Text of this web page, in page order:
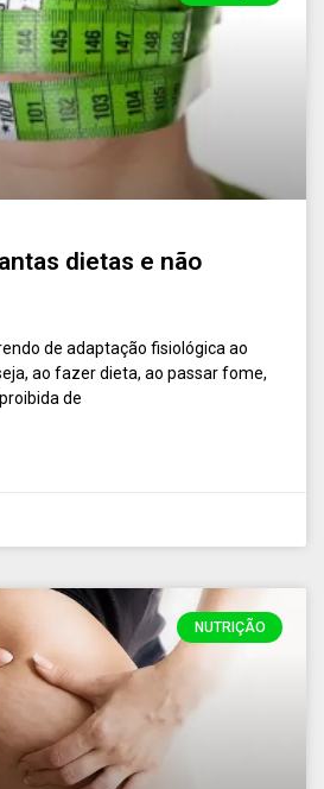
dietas e não
de adaptação fisiológica ao
ao fazer dieta, ao passar fome,
de
NUTRIÇÃO